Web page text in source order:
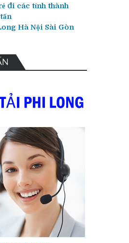
đi các tỉnh thành
Hà Nội Sài Gòn